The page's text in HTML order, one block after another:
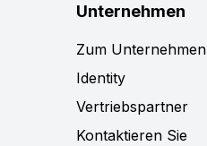
Unternehmen
Zum Unternehmen
Identity
Vertriebspartner
Kontaktieren Sie